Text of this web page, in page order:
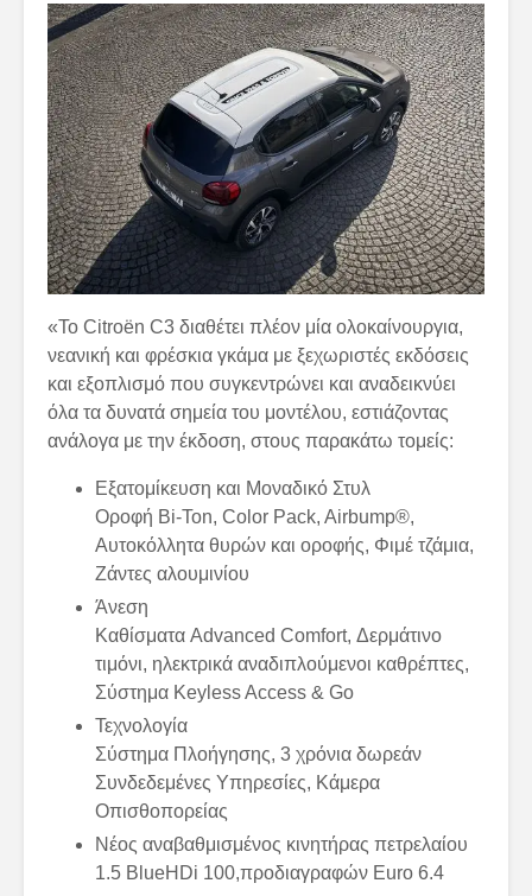
«To Citroën C3 διαθέτει πλέον μία ολοκαίνουργια,
νεανική και φρέσκια γκάμα με ξεχωριστές εκδόσεις
και εξοπλισμό που συγκεντρώνει και αναδεικνύει
όλα τα δυνατά σημεία του μοντέλου, εστιάζοντας
ανάλογα με την έκδοση, στους παρακάτω τομείς:
Εξατομίκευση και Μοναδικό Στυλ
Οροφή Bi-Ton, Color Pack, Airbump®,
Αυτοκόλλητα θυρών και οροφής, Φιμέ τζάμια,
Ζάντες αλουμινίου
Άνεση
Καθίσματα Advanced Comfort, Δερμάτινο
τιμόνι, ηλεκτρικά αναδιπλούμενοι καθρέπτες,
Σύστημα Keyless Access & Go
Τεχνολογία
Σύστημα Πλοήγησης, 3 χρόνια δωρεάν
Συνδεδεμένες Υπηρεσίες, Κάμερα
Οπισθοπορείας
Νέος αναβαθμισμένος κινητήρας πετρελαίου
1.5 BlueHDi 100,προδιαγραφών Euro 6.4